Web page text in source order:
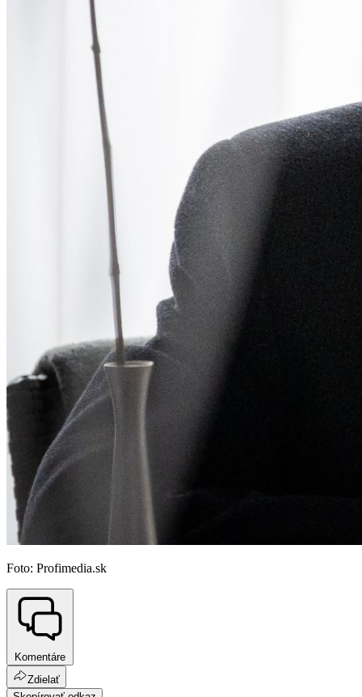
Foto: Profimedia.sk
Komentáre
Zdielať